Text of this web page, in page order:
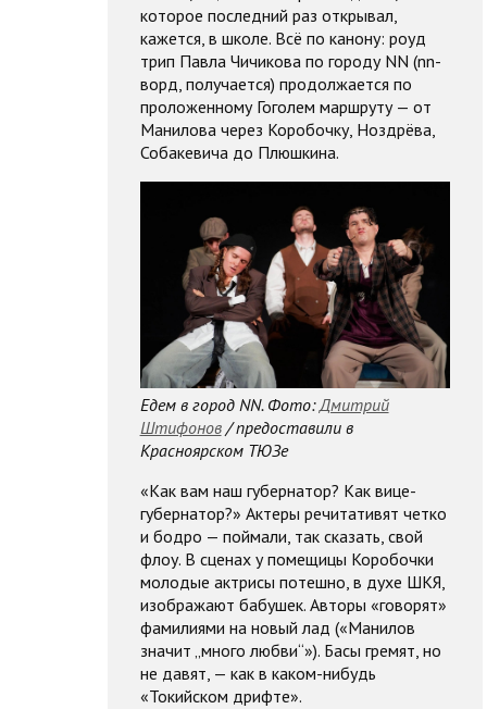
которое последний раз открывал,
кажется, в школе. Всё по канону: роуд
трип Павла Чичикова по городу NN (nn-
ворд, получается) продолжается по
проложенному Гоголем маршруту — от
Манилова через Коробочку, Ноздрёва,
Собакевича до Плюшкина.
Едем в город NN. Фото:Дмитрий
Штифонов/ предоставили в
Красноярском ТЮЗе
«Как вам наш губернатор? Как вице-
губернатор?» Актеры речитативят четко
и бодро — поймали, так сказать, свой
флоу. В сценах у помещицы Коробочки
молодые актрисы потешно, в духе ШКЯ,
изображают бабушек. Авторы «говорят»
фамилиями на новый лад («Манилов
значит „много любви“»). Басы гремят, но
не давят, — как в каком-нибудь
«Токийском дрифте».